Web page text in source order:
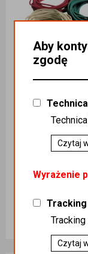
Kategoria: ART
/ ART ROLNICZE /
Podatek:
23%
Indeks handlowy:
Koszt dostawy:
Ilość sztuk
Dodaj do
Aby
zgodę
Czytaj
Wyrażenie
Czytaj